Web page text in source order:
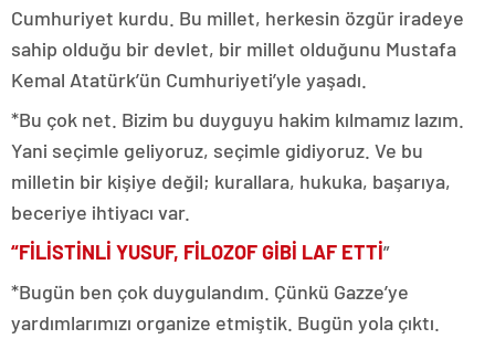
Cumhuriyet kurdu. Bu millet, herkesin özgür iradeye
sahip olduğu bir devlet, bir millet olduğunu Mustafa
Kemal Atatürk’ün Cumhuriyeti’yle yaşadı.
*Bu çok net. Bizim bu duyguyu hakim kılmamız lazım.
Yani seçimle geliyoruz, seçimle gidiyoruz. Ve bu
milletin bir kişiye değil; kurallara, hukuka, başarıya,
beceriye ihtiyacı var.
“FİLİSTİNLİ YUSUF, FİLOZOF GİBİ LAF ETTİ”
*Bugün ben çok duygulandım. Çünkü Gazze’ye
yardımlarımızı organize etmiştik. Bugün yola çıktı.